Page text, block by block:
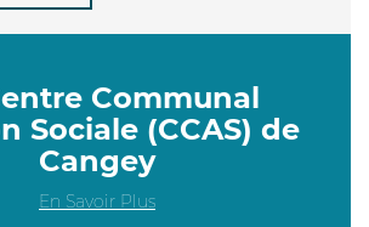
Communal
Sociale (CCAS) de
Cangey
En Savoir Plus